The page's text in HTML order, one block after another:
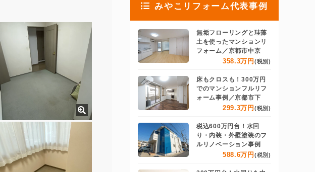
みやこリフォーム代表事例
無垢フローリングと珪藻
土を使ったマンションリ
フォーム／京都市中京
358.3万円 (税別)
床もクロスも！300万円
でのマンションフルリフ
ォーム事例／京都市下
299.3万円 (税別)
税込600万円台！水回
り・内装・外壁塗装のフ
ルリノベーション事例
588.6万円 (税別)